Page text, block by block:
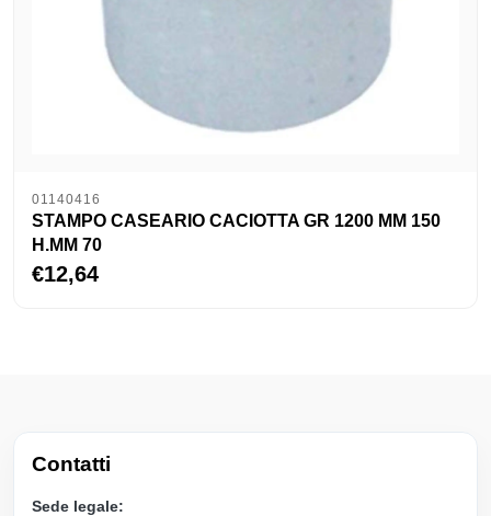
01140416
STAMPO CASEARIO CACIOTTA GR 1200 MM 150
H.MM 70
€12,64
Contatti
Sede legale: